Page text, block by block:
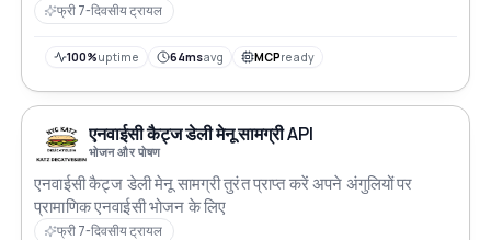
फ्री 7-दिवसीय ट्रायल
100%uptime 64msavg MCPready
एनवाईसी कैट्ज डेली मेनू सामग्री API
भोजन और पोषण
एनवाईसी कैट्ज डेली मेनू सामग्री तुरंत प्राप्त करें अपने अंगुलियों पर
प्रामाणिक एनवाईसी भोजन के लिए
फ्री 7-दिवसीय ट्रायल